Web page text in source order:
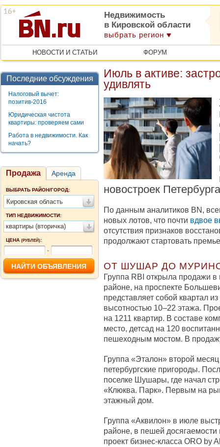
Недвижимость
в Кировской области
выбрать регион
НОВОСТИ И СТАТЬИ ФОРУМ
Последние обсуждения
Налоговый вычет:
позитив-2016
Юридическая чистота
квартиры: проверяем сами
Работа в недвижимости. Как
начать?
Продажа Аренда
ВЫБРАТЬ РАЙОН/ГОРОД:
Кировская область
ТИП НЕДВИЖИМОСТИ:
квартиры (вторичка)
ЦЕНА (РУБЛЕЙ):
-
Июль в активе:
удивлять
новостроек
По данным аналитиков BN,
новых лотов, что почти вдвое
отсутствия признаков
продолжают стартовать
ОТ ШУШАР ДО
Группа RBI открыла продажи
районе, на проспекте
представляет собой квартал
высотностью 10–22 этажа.
на 1211 квартир. В составе
место, детсад на 120
пешеходным мостом. В
Группа «Эталон» второй
петербургские пригороды.
поселке Шушары, где начал
«Клюква. Парк». Первым на
этажный дом.
Группа «Аквилон» в июле
районе, в пешей
проект бизнес-класса ORO